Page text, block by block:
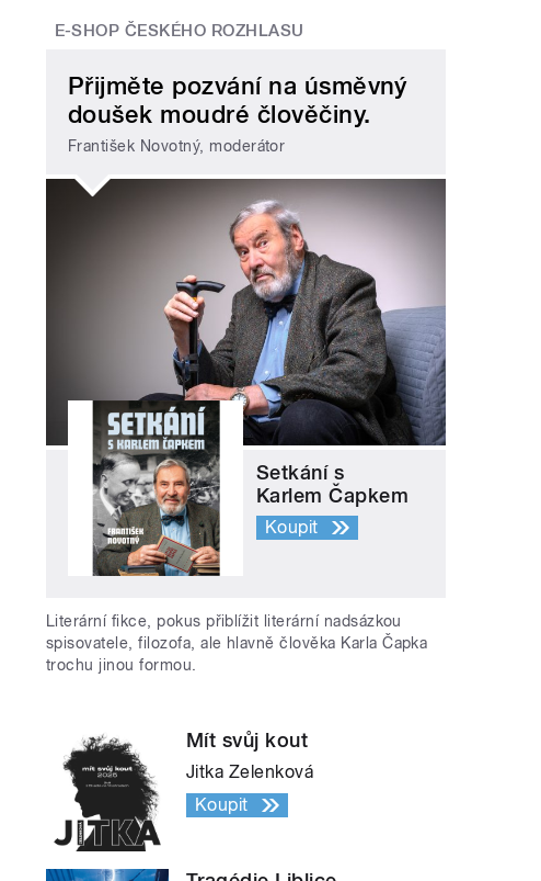
E-SHOP ČESKÉHO ROZHLASU
Přijměte pozvání na úsměvný
doušek moudré člověčiny.
František Novotný, moderátor
Setkání s
Karlem Čapkem
Koupit
Literární fikce, pokus přiblížit literární nadsázkou
spisovatele, filozofa, ale hlavně člověka Karla Čapka
trochu jinou formou.
Mít svůj kout
Jitka Zelenková
Koupit